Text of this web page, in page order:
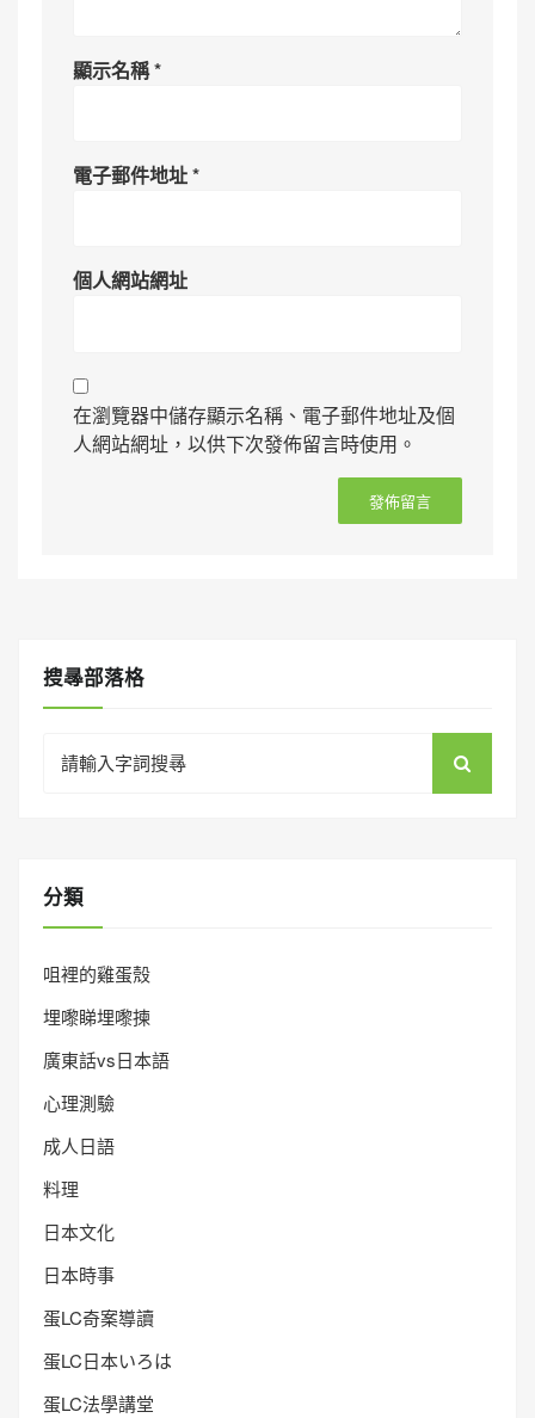
顯示名稱*
電子郵件地址*
個人網站網址
在瀏覽器中儲存顯示名稱、電子郵件地址及個
人網站網址，以供下次發佈留言時使用。
搜㝷部落格
for:
分類
咀裡的雞蛋殼
埋嚟睇埋嚟揀
廣東話vs日本語
心理測驗
成人日語
料理
日本文化
日本時事
蛋LC奇案導讀
蛋LC日本いろは
蛋LC法學講堂